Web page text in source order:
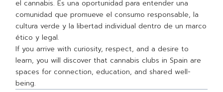
el cannabis. Es una oportunidad para entender una
comunidad que promueve el consumo responsable, la
cultura verde y la libertad individual dentro de un marco
ético y legal.
If you arrive with curiosity, respect, and a desire to
learn, you will discover that cannabis clubs in Spain are
spaces for connection, education, and shared well-
being.